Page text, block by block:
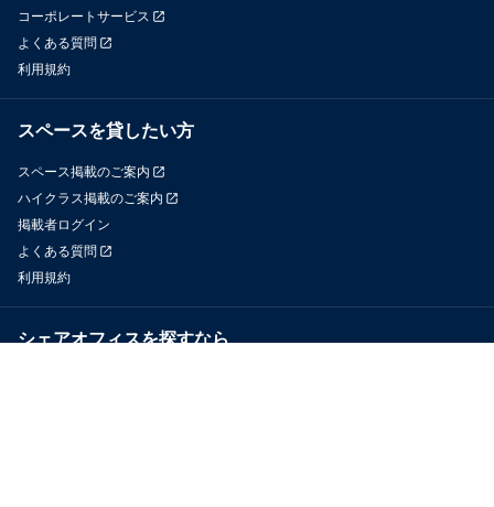
コーポレートサービス
よくある質問
利用規約
スペースを貸したい方
スペース掲載のご案内
ハイクラス掲載のご案内
掲載者ログイン
よくある質問
利用規約
シェアオフィスを探すなら